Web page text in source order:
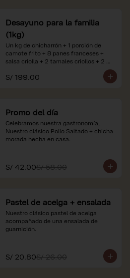
referenciales.
Desayuno para la familia
(1kg)
Un kg de chicharrón + 1 porción de
camote frito + 8 panes franceses +
salsa criolla + 2 tamales criollos + 2
*Nuestros precios están expresados en
referenciales.
S/ 199.00
Promo del día
Celebramos nuestra gastronomía,
Nuestro clásico Pollo Saltado + chicha
morada hecha en casa.
S/ 42.00S/ 58.00
Pastel de acelga + ensalada
Nuestro clásico pastel de acelga
acompañado de una ensalada de
guarnición.
S/ 20.80S/ 26.00